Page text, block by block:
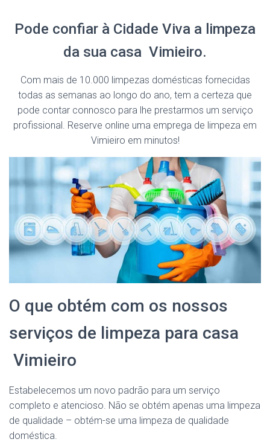
Pode confiar à Cidade Viva a limpeza
da sua casa Vimieiro.
Com mais de 10.000 limpezas domésticas fornecidas
todas as semanas ao longo do ano, tem a certeza que
pode contar connosco para lhe prestarmos um serviço
profissional. Reserve online uma emprega de limpeza em
Vimieiro em minutos!
O que obtém com os nossos
serviços de limpeza para casa
Vimieiro
Estabelecemos um novo padrão para um serviço
completo e atencioso. Não se obtém apenas uma limpeza
de qualidade – obtém-se uma limpeza de qualidade
doméstica.